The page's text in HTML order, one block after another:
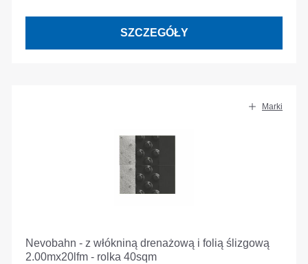
SZCZEGÓŁY
Marki
Nevobahn - z włókniną drenażową i folią ślizgową
2.00mx20lfm - rolka 40sqm